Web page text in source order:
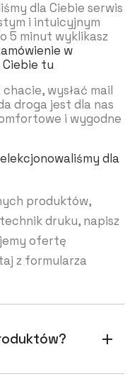
dla Ciebie serwis
i intuicyjnym
5 minut wyklikasz
w
tu
wysłać mail
droga jest dla nas
i wygodne
dla
produktów,
druku, napisz
ofertę
z formularza
add